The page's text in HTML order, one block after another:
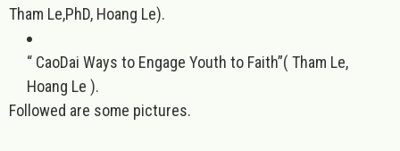
Tham Le,PhD, Hoang Le).
“ CaoDai Ways to Engage Youth to Faith”( Tham Le,
Hoang Le ).
Followed are some pictures.